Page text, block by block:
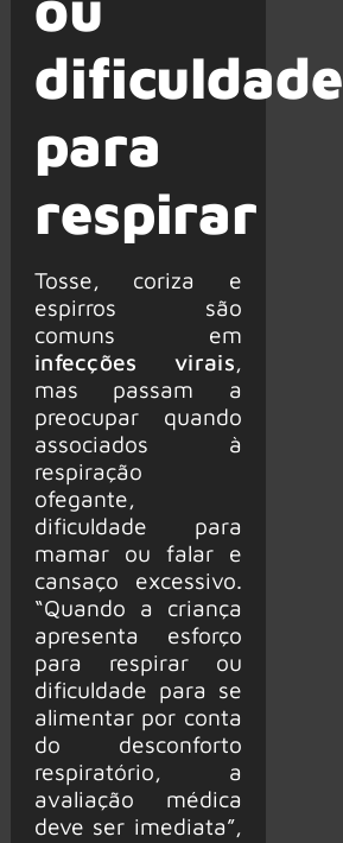
dificuldade
para
respirar
Tosse, coriza e
espirros são
comuns em
infecções virais,
mas passam a
preocupar quando
associados à
respiração
ofegante,
dificuldade para
mamar ou falar e
cansaço excessivo.
“Quando a criança
apresenta esforço
para respirar ou
dificuldade para se
alimentar por conta
do desconforto
respiratório, a
avaliação médica
deve ser imediata”,